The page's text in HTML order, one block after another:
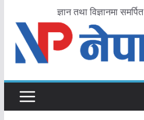
ज्ञान तथा विज्ञानमा